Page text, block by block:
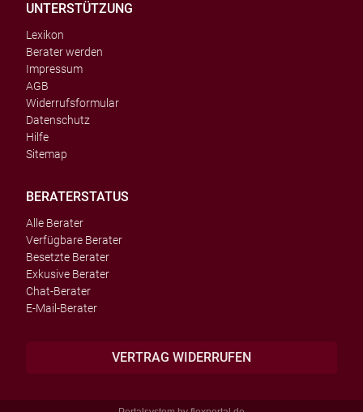
UNTERSTÜTZUNG
Lexikon
Berater werden
Impressum
AGB
Widerrufsformular
Datenschutz
Hilfe
Sitemap
BERATERSTATUS
Alle Berater
Verfügbare Berater
Besetzte Berater
Exkusive Berater
Chat-Berater
E-Mail-Berater
VERTRAG WIDERRUFEN